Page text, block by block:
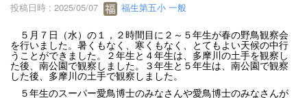
投稿日時 : 2025/05/07 福生第五小 一般
５月７日（水）の１，２時間目に２～５年生が春の野鳥観察会
を行いました。暑くもなく、寒くもなく、とてもよい天候の中行
うことができました。２年生と４年生は、多摩川の土手を観察し
た後、南公園で観察しました。３年生と５年生は、南公園で観察
した後、多摩川の土手で観察しました。
５年生のスーパー愛鳥博士のみなさんや愛鳥博士のみなさんが